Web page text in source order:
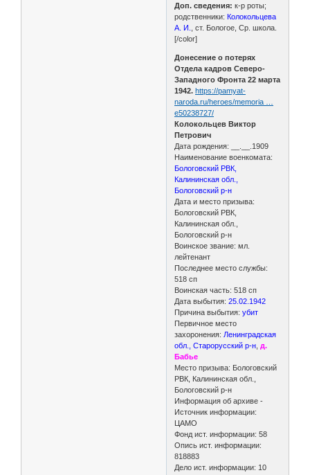
Доп. сведения: к-р роты;
родственники: Колокольцева
А. И.
, ст. Бологое, Ср. школа.
[/color]
Донесение о потерях
Отдела кадров Северо-
Западного Фронта 22 марта
1942. https://pamyat-
naroda.ru/heroes/memoria …
e50238727/
Колокольцев Виктор
Петрович
Дата рождения: __.__.1909
Наименование военкомата:
Бологовский РВК,
Калининская обл.,
Бологовский р-н
Дата и место призыва:
Бологовский РВК,
Калининская обл.,
Бологовский р-н
Воинское звание: мл.
лейтенант
Последнее место службы:
518 сп
Воинская часть: 518 сп
Дата выбытия:25.02.1942
Причина выбытия: убит
Первичное место
захоронения: Ленинградская
обл., Старорусский р-н д.
Бабье
Место призыва: Бологовский
РВК, Калининская обл.,
Бологовский р-н
Информация об архиве -
Источник информации:
ЦАМО
Фонд ист. информации: 58
Опись ист. информации:
818883
Дело ист. информации: 10